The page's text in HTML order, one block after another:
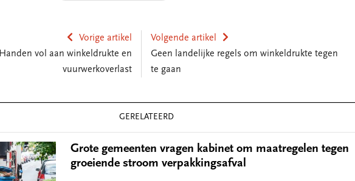
Vorige artikel
Handen vol aan winkeldrukte en
vuurwerkoverlast
Volgende artikel
Geen landelijke regels om winkeldrukte tegen
te gaan
GERELATEERD
Grote gemeenten vragen kabinet om maatregelen tegen
groeiende stroom verpakkingsafval